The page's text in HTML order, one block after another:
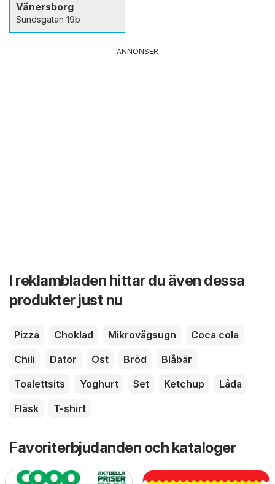
Vänersborg
Sundsgatan 19b
ANNONSER
I reklambladen hittar du även dessa
produkter just nu
Pizza Choklad Mikrovågsugn
Coca cola
Chili
Dator Ost Bröd
Blåbär
Toalettsits
Yoghurt Set Ketchup
Låda
Fläsk
T-shirt
Favoriterbjudanden och kataloger